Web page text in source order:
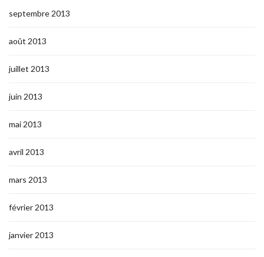
septembre 2013
août 2013
juillet 2013
juin 2013
mai 2013
avril 2013
mars 2013
février 2013
janvier 2013